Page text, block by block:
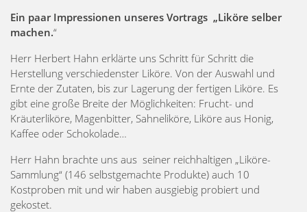
Ein paar Impressionen unseres Vortrags „Liköre selber
machen.“
Herr Herbert Hahn erklärte uns Schritt für Schritt die
Herstellung verschiedenster Liköre. Von der Auswahl und
Ernte der Zutaten, bis zur Lagerung der fertigen Liköre. Es
gibt eine große Breite der Möglichkeiten: Frucht- und
Kräuterliköre, Magenbitter, Sahneliköre, Liköre aus Honig,
Kaffee oder Schokolade…
Herr Hahn brachte uns aus seiner reichhaltigen „Liköre-
Sammlung“ (146 selbstgemachte Produkte) auch 10
Kostproben mit und wir haben ausgiebig probiert und
gekostet.